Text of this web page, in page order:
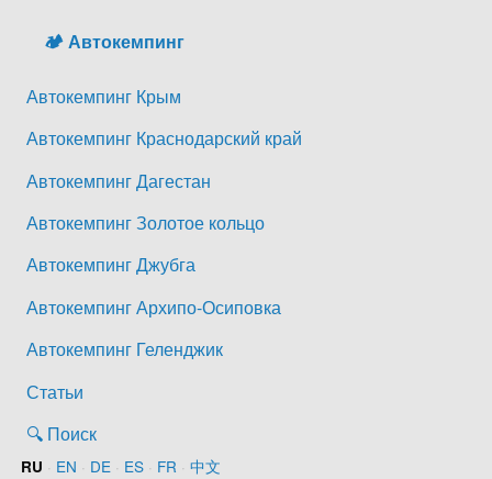
🏕️ Автокемпинг
Автокемпинг Крым
Автокемпинг Краснодарский край
Автокемпинг Дагестан
Автокемпинг Золотое кольцо
Автокемпинг Джубга
Автокемпинг Архипо-Осиповка
Автокемпинг Геленджик
Статьи
🔍 Поиск
RU · EN · DE · ES · FR · 中文